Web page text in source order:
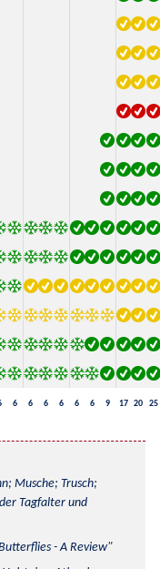
6 6 6 6 6 6 9 17 20 25
Musche; Trusch;
Tagfalter und
- A Review